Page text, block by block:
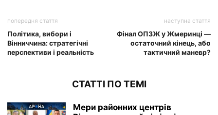
попередня стаття
Політика, вибори і
Вінниччина: стратегічні
перспективи і реальність
наступна стаття
Фінал ОПЗЖ у Жмеринці —
остаточний кінець, або
тактичний маневр?
СТАТТІ ПО ТЕМІ
Мери районних центрів